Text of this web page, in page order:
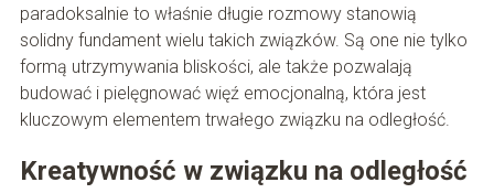
paradoksalnie to właśnie długie rozmowy stanowią
solidny fundament wielu takich związków. Są one nie tylko
formą utrzymywania bliskości, ale także pozwalają
budować i pielęgnować więź emocjonalną, która jest
kluczowym elementem trwałego związku na odległość.
Kreatywność w związku na odległość